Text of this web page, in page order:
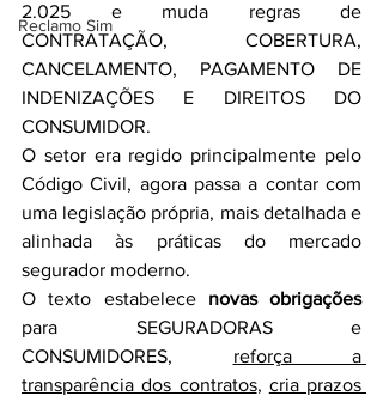
Reclamo Sim
2.025 e muda regras de
CONTRATAÇÃO, COBERTURA,
CANCELAMENTO, PAGAMENTO DE
INDENIZAÇÕES E DIREITOS DO
CONSUMIDOR.
O setor era regido principalmente pelo
Código Civil, agora passa a contar com
uma legislação própria, mais detalhada e
alinhada às práticas do mercado
segurador moderno.
O texto estabelece novas obrigações
para SEGURADORAS e
CONSUMIDORES, reforça a
transparência dos contratos, cria prazos